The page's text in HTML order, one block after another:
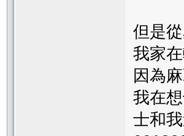
但是
我家
因為
我在
士和